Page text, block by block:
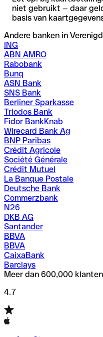
niet gebruikt — daar
basis van
Andere banken in
ING
ABN AMRO
Rabobank
Bunq
ASN Bank
SNS Bank
Berliner Sparkasse
Triodos Bank
Fidor BankKnab
Wirecard Bank Ag
BNP Paribas
Crédit Agricole
Société Générale
Crédit Mutuel
La Banque Postale
Deutsche Bank
Commerzbank
N26
DKB AG
Santander
BBVA
BBVA
CaixaBank
Barclays
Meer dan 600,000
4.7